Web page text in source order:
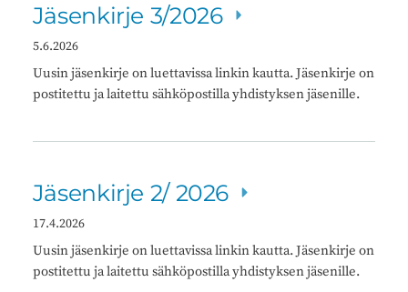
Jäsenkirje 3/2026
5.6.2026
Uusin jäsenkirje on luettavissa linkin kautta. Jäsenkirje on
postitettu ja laitettu sähköpostilla yhdistyksen jäsenille.
Jäsenkirje 2/ 2026
17.4.2026
Uusin jäsenkirje on luettavissa linkin kautta. Jäsenkirje on
postitettu ja laitettu sähköpostilla yhdistyksen jäsenille.